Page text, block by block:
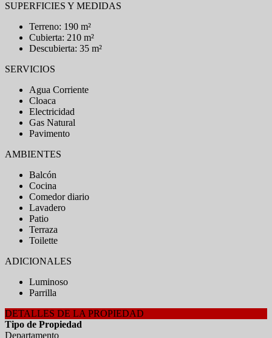
SUPERFICIES Y MEDIDAS
Terreno: 190 m²
Cubierta: 210 m²
Descubierta: 35 m²
SERVICIOS
Agua Corriente
Cloaca
Electricidad
Gas Natural
Pavimento
AMBIENTES
Balcón
Cocina
Comedor diario
Lavadero
Patio
Terraza
Toilette
ADICIONALES
Luminoso
Parrilla
DETALLES DE LA PROPIEDAD
Tipo de Propiedad
Departamento